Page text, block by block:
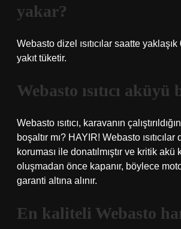
yakar?
Webasto dizel ısıtıcılar saatte
yakıt tüketir.
Webasto ısıtıcı
Webasto ısıtıcı, karavanın
boşaltır mı? HAYIR! Webasto
koruması ile donatılmıştır ve kritik akü
oluşmadan önce kapanır, böylece
garanti altına alınır.
En kaliteli Webasto